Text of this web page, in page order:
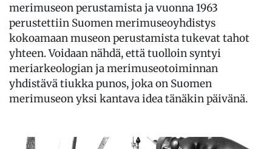
merimuseon perustamista ja vuonna 1963
perustettiin Suomen merimuseoyhdistys
kokoamaan museon perustamista tukevat tahot
yhteen. Voidaan nähdä, että tuolloin syntyi
meriarkeologian ja merimuseotoiminnan
yhdistävä tiukka punos, joka on Suomen
merimuseon yksi kantava idea tänäkin päivänä.